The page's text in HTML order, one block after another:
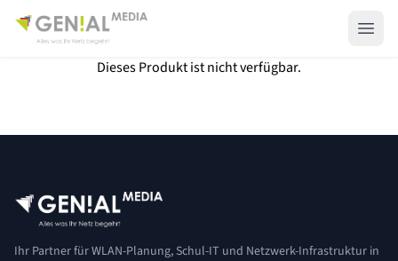
Dieses Produkt ist nicht verfügbar.
Ihr Partner für WLAN-Planung, Schul-IT und Netzwerk-Infrastruktur in